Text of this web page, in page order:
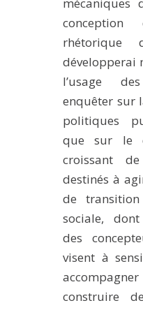
rhétorique
développerai
l’usage
enquêter sur
politiques
que sur le
croissant
destinés à
de
sociale,
des
visent à
construire